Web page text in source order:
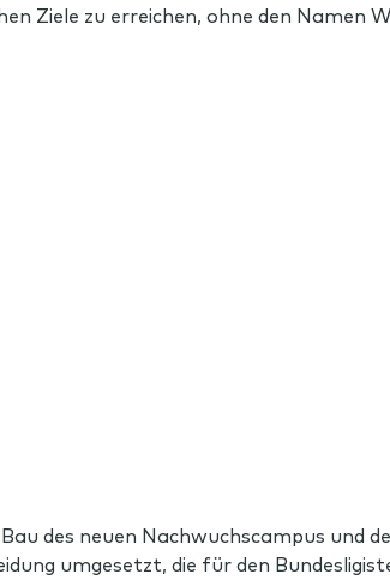
Ziele zu erreichen, ohne den Namen
des neuen Nachwuchscampus und
umgesetzt, die für den